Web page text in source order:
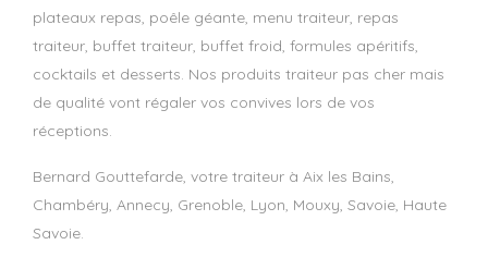
plateaux repas, poêle géante, menu traiteur, repas
traiteur, buffet traiteur, buffet froid, formules apéritifs,
cocktails et desserts. Nos produits traiteur pas cher mais
de qualité vont régaler vos convives lors de vos
réceptions.
Bernard Gouttefarde, votre traiteur à Aix les Bains,
Chambéry, Annecy, Grenoble, Lyon, Mouxy, Savoie, Haute
Savoie.